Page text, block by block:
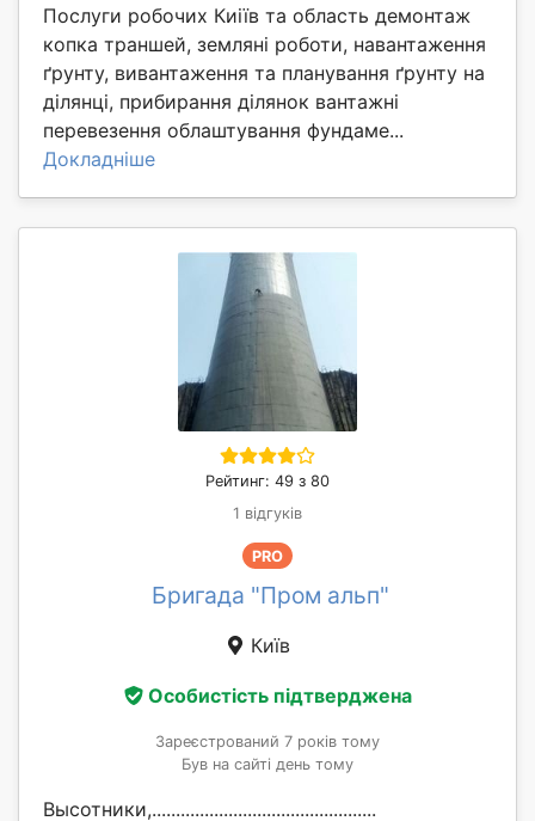
Послуги робочих Киіїв та область демонтаж
копка траншей, земляні роботи, навантаження
ґрунту, вивантаження та планування ґрунту на
ділянці, прибирання ділянок вантажні
перевезення облаштування фундаме...
Докладніше
Рейтинг: 49 з 80
1 відгуків
PRO
Бригада "Пром альп"
Київ
Особистість підтверджена
Зареєстрований 7 років тому
Був на сайті день тому
Высотники,...............................................